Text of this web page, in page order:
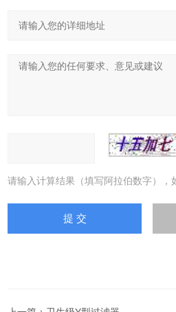
请输入计算结果（填写阿拉伯数字），